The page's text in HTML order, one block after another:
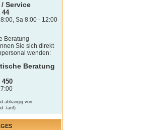
Service
44
Sa 8:00 - 12:00
Beratung
Sie sich direkt
wenden:
Beratung
450
abhängig von
-tarif)